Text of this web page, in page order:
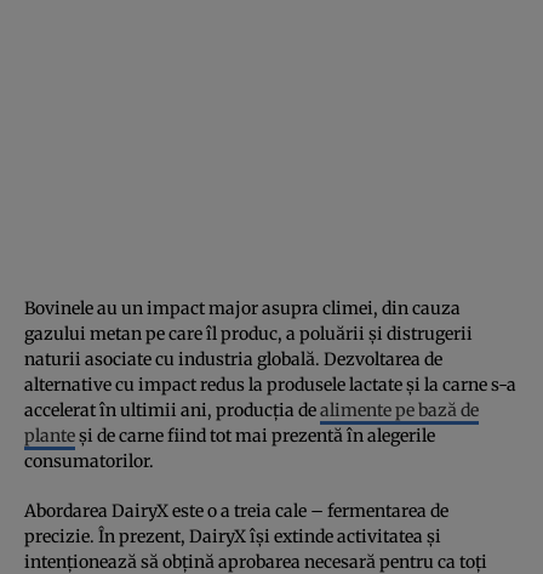
Bovinele au un impact major asupra climei, din cauza
gazului metan pe care îl produc, a poluării și distrugerii
naturii asociate cu industria globală. Dezvoltarea de
alternative cu impact redus la produsele lactate și la carne s-a
accelerat în ultimii ani, producția dealimente pe bază de
planteși de carne fiind tot mai prezentă în alegerile
consumatorilor.
Abordarea DairyX este o a treia cale – fermentarea de
precizie. În prezent, DairyX își extinde activitatea și
intenționează să obțină aprobarea necesară pentru ca toți